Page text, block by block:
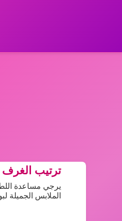
ترتيب الغرف
يرجي مساعدة
الملابس الجميلة